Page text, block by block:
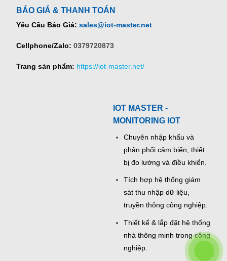
BÁO GIÁ & THANH TOÁN
Yêu Cầu Báo Giá: sales@iot-master.net
Cellphone/Zalo: 0379720873
Trang sản phẩm: https://iot-master.net/
IOT MASTER -
MONITORING IOT
Chuyên nhập khẩu và
phân phối cảm biến, thiết
bị đo lường và điều khiển.
Tích hợp hệ thống giám
sát thu nhập dữ liệu,
truyền thông công nghiệp.
Thiết kế & lắp đặt hệ thống
nhà thông minh trong công
nghiệp.